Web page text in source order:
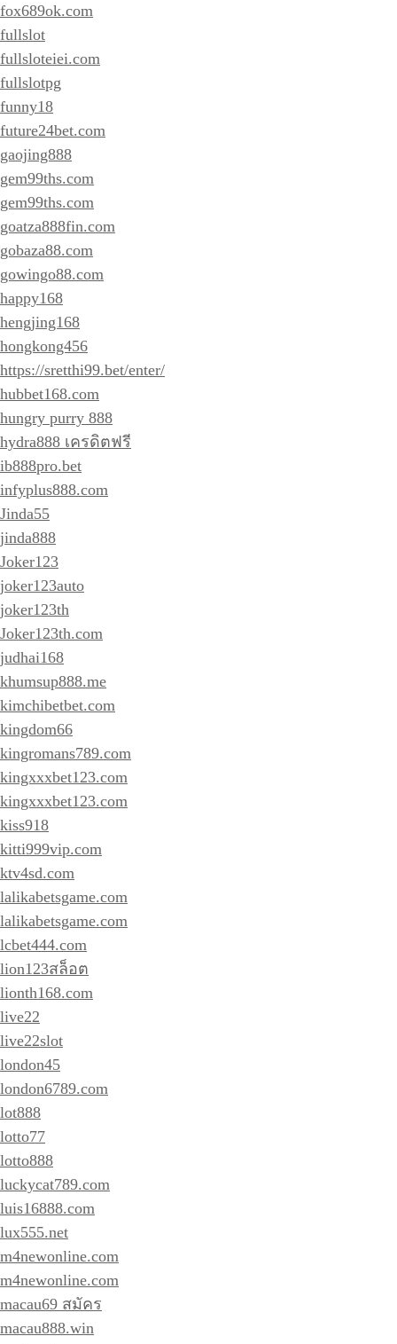
fox689ok.com
fullslot
fullsloteiei.com
fullslotpg
funny18
future24bet.com
gaojing888
gem99ths.com
gem99ths.com
goatza888fin.com
gobaza88.com
gowingo88.com
happy168
hengjing168
hongkong456
https://sretthi99.bet/enter/
hubbet168.com
hungry purry 888
hydra888 เครดิตฟรี
ib888pro.bet
infyplus888.com
Jinda55
jinda888
Joker123
joker123auto
joker123th
Joker123th.com
judhai168
khumsup888.me
kimchibetbet.com
kingdom66
kingromans789.com
kingxxxbet123.com
kingxxxbet123.com
kiss918
kitti999vip.com
ktv4sd.com
lalikabetsgame.com
lalikabetsgame.com
lcbet444.com
lion123สล็อต
lionth168.com
live22
live22slot
london45
london6789.com
lot888
lotto77
lotto888
luckycat789.com
luis16888.com
lux555.net
m4newonline.com
m4newonline.com
macau69 สมัคร
macau888.win